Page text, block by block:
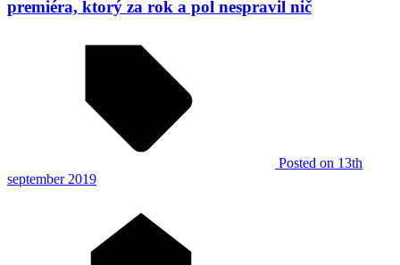
premiéra, ktorý za rok a pol nespravil nič
Posted on 13th
september 2019